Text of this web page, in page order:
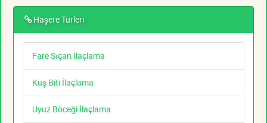
Haşere Türleri
Fare Sıçan İlaçlama
Kuş Biti İlaçlama
Uyuz Böceği İlaçlama